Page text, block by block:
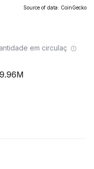
Source of data: CoinGecko
em circulaç